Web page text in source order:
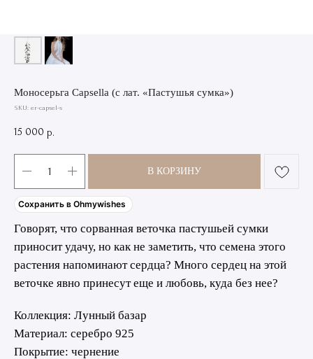
Моносерьга Capsella (с лат. «Пастушья сумка»)
SKU: er-capsel-s
15 000 р.
В КОРЗИНУ
Сохранить в Ohmywishes
Говорят, что сорванная веточка пастушьей сумки
приносит удачу, но как не заметить, что семена этого
растения напоминают сердца? Много сердец на этой
веточке явно принесут еще и любовь, куда без нее?
Коллекция: Лунный базар
Материал: серебро 925
Покрытие: чернение